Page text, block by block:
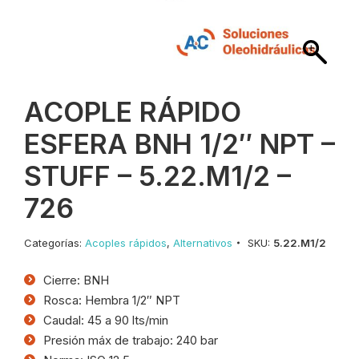
ACOPLE RÁPIDO
ESFERA BNH 1/2″ NPT –
STUFF – 5.22.M1/2 –
726
Categorías: Acoples rápidos, Alternativos SKU: 5.22.M1/2
Cierre: BNH
Rosca: Hembra 1/2″ NPT
Caudal: 45 a 90 lts/min
Presión máx de trabajo: 240 bar